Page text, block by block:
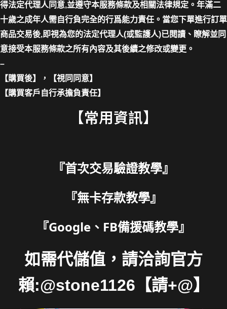
得法定代理人同意,並遵守本服務條款及相關法律規定。年滿二
十歲之成年人需自行負完全的行爲能力責任。當您下單進行訂單
商品交易後,即視為您的法定代理人(或監護人)已閱讀、瞭解並同
意接受本服務條款之所有內容及其後續之修改或變更。
–
【購買後】，【視同同意】
【購買客戶自行承擔負責任】
【常用資訊】
『首次交易驗證教學』
『無卡存款教學』
『Google、FB備援碼教學』
如需代儲值，請洽詢官方
賴:@stone1126【請+@】